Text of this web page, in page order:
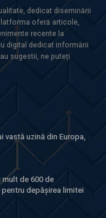
dedicat diseminării
oferă articole,
recente la
digital dedicat informării
sugestii, ne puteți
vastă uzină din Europa,
mult de 600 de
depășirea limitei